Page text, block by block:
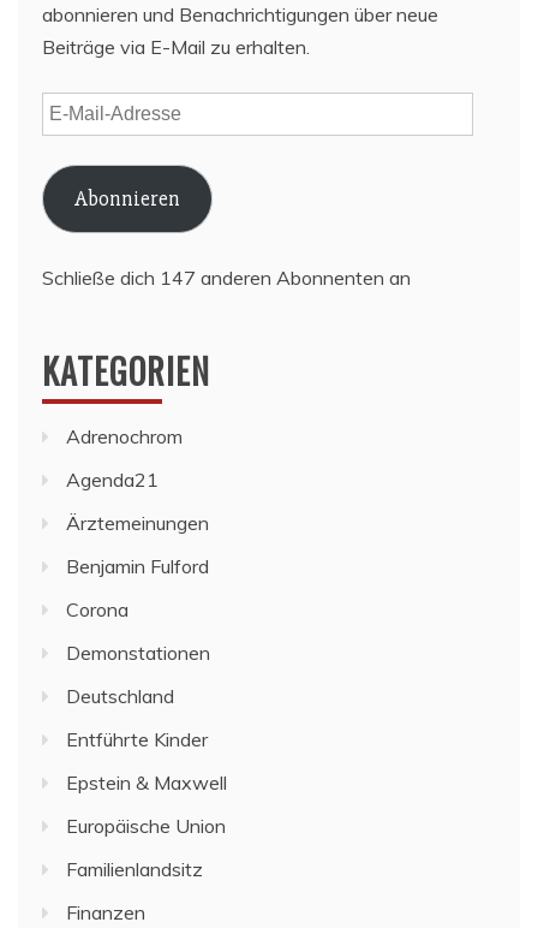
abonnieren und Benachrichtigungen über neue
Beiträge via E-Mail zu erhalten.
E-
Mail-
Adresse
Abonnieren
Schließe dich 147 anderen Abonnenten an
KATEGORIEN
Adrenochrom
Agenda21
Ärztemeinungen
Benjamin Fulford
Corona
Demonstationen
Deutschland
Entführte Kinder
Epstein & Maxwell
Europäische Union
Familienlandsitz
Finanzen